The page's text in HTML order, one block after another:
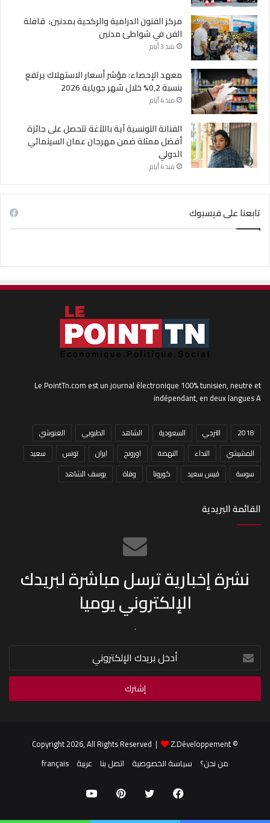
مركز الفنون الدرامية والركحية بمدنين: قافلة
الفن في شواطئ مدنين
منذ 3 أيام
معهد الإحصاء: مؤشر أسعار الاستهلاك يرتفع
بنسبة 0,2% خلال شهر جويلية 2026
منذ 4 أيام
الفنانة التونسية آية باللآغة تتحصل على جائزة
أفضل ممثلة ضمن مهرجان عمان السينمائي
الدولي
منذ 4 أيام
تابعنا على فيسبوك
Le PointTn.com est un journal électronique 100% tunisien, neutre et
indépendant, en deux langues A
2018 الترجي السعودية الشاهد الطبوبي
الغنوشي
المشيشي
النداء النهضة اورونج ايران تونس
سعيد
سوسة
قيس سعيد كورونا وفاة يوسف الشاهد
القائمة البريدية
نشرة إخبارية ترسل مباشرة لبريدك
الإلكتروني يوميا
.
أدخل
بريدك
الإلكتروني
© Copyright 2026, All Rights Reserved |
Z.Développement
من نحن؟
سياسة الخصوصية اتصل بنا عربية français
فيسبوكتويتر بينتيريستيوتيوب